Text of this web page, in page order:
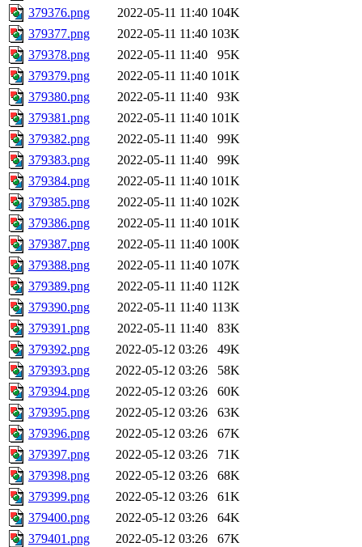
379376.png
2022-05-11 11:40 104K
379377.png
2022-05-11 11:40 103K
379378.png
2022-05-11 11:40
95K
379379.png
2022-05-11 11:40 101K
379380.png
2022-05-11 11:40
93K
379381.png
2022-05-11 11:40 101K
379382.png
2022-05-11 11:40
99K
379383.png
2022-05-11 11:40
99K
379384.png
2022-05-11 11:40 101K
379385.png
2022-05-11 11:40 102K
379386.png
2022-05-11 11:40 101K
379387.png
2022-05-11 11:40 100K
379388.png
2022-05-11 11:40 107K
379389.png
2022-05-11 11:40 112K
379390.png
2022-05-11 11:40 113K
379391.png
2022-05-11 11:40
83K
379392.png
2022-05-12 03:26
49K
379393.png
2022-05-12 03:26
58K
379394.png
2022-05-12 03:26
60K
379395.png
2022-05-12 03:26
63K
379396.png
2022-05-12 03:26
67K
379397.png
2022-05-12 03:26
71K
379398.png
2022-05-12 03:26
68K
379399.png
2022-05-12 03:26
61K
379400.png
2022-05-12 03:26
64K
379401.png
2022-05-12 03:26
67K